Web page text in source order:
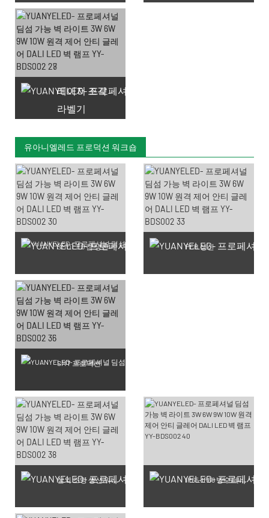
레이저 조각
라벨기
유아니엘레드 프로덕션 워크숍
SMD LED 칩 생산 PCB 생산
SMT 프로덕션
실외 조명 생산 워크숍 IP65-IP68 방수 테스트 완료 제품